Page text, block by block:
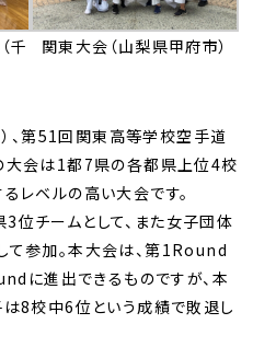
千
関東大会（山梨県甲府市）
、第51回関東高等学校空手道
大会は1都7県の各都県上位4校
レベルの高い大会です。
チームとして、また女子団体
て参加。本大会は、第1Round
に進出できるものですが、本
8校中6位という成績で敗退し